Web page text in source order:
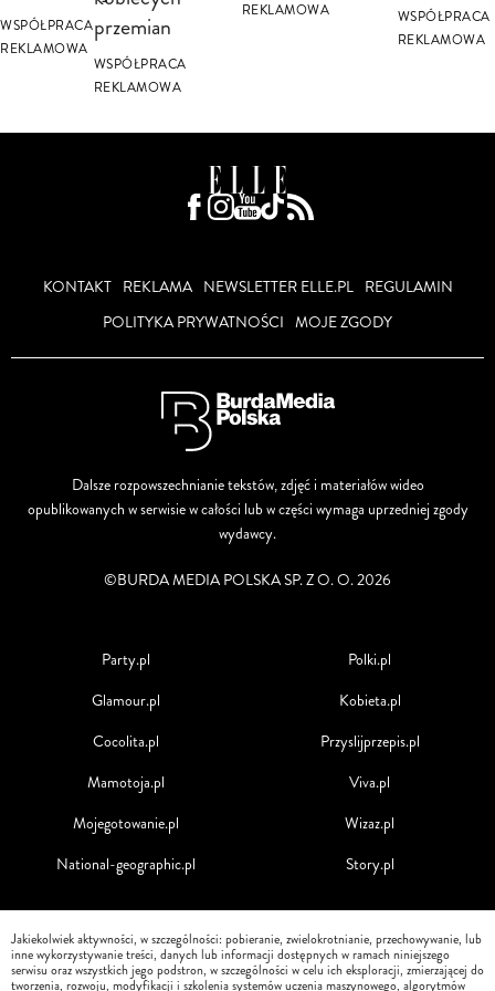
WSPÓŁPRACA
REKLAMOWA
przemian
WSPÓŁPRACA
REKLAMOWA
REKLAMOWA
WSPÓŁPRACA
REKLAMOWA
KONTAKT REKLAMA NEWSLETTER ELLE.PL
REGULAMIN
POLITYKA PRYWATNOŚCI MOJE ZGODY
Dalsze rozpowszechnianie tekstów, zdjęć i materiałów wideo
opublikowanych w serwisie w całości lub w części wymaga uprzedniej zgody
wydawcy.
©BURDA MEDIA POLSKA SP. Z O. O. 2026
Party.pl
Glamour.pl
Cocolita.pl
Mamotoja.pl
Mojegotowanie.pl
National-geographic.pl
Polki.pl
Kobieta.pl
Przyslijprzepis.pl
Viva.pl
Wizaz.pl
Story.pl
Jakiekolwiek aktywności, w szczególności: pobieranie, zwielokrotnianie, przechowywanie, lub
inne wykorzystywanie treści, danych lub informacji dostępnych w ramach niniejszego
serwisu oraz wszystkich jego podstron, w szczególności w celu ich eksploracji, zmierzającej do
tworzenia, rozwoju, modyfikacji i szkolenia systemów uczenia maszynowego, algorytmów